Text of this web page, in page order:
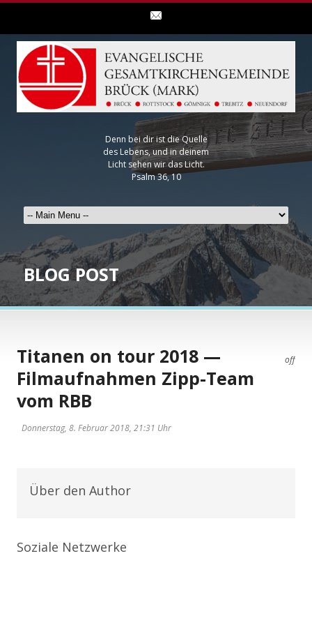
Denn bei dir ist die Quelle
des Lebens, und in deinem
Licht sehen wir das Licht.
Psalm 36, 10
BLOG POST
off
Titanen on tour 2018 —
Filmaufnahmen Zipp-Team
vom RBB
Donnerstag, 8. Februar 2018, 21:31 Uhr
Über den Author
Soziale Netzwerke